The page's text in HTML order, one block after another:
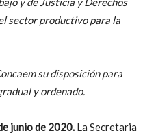
sector productivo para la
su disposición para
y ordenado.
junio de 2020. La Secretaria